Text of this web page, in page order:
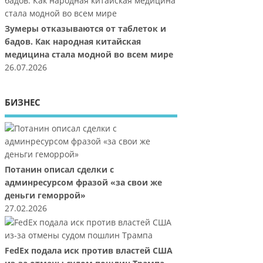
Зумеры отказываются от таблеток и
бадов. Как народная китайская
медицина стала модной во всем мире
26.07.2026
БИЗНЕС
Потанин описал сделки с
админресурсом фразой «за свои же
деньги геморрой»
27.02.2026
FedEx подала иск против властей США